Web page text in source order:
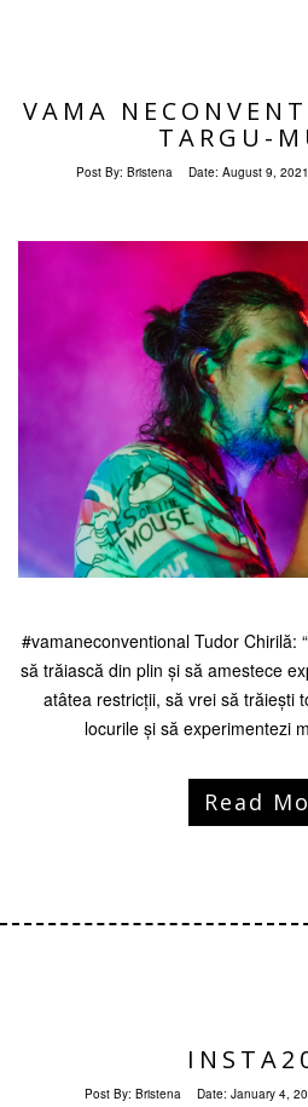
VAMA
TARGU-
Post By: Bristena Date: August 9, 2021
#vamaneconventional Tudor Chirilă:
să trăiască din plin și să amestece
atâtea restricții, să vrei să trăiești
locurile și să experimentezi
Read
Post By: Bristena Date: January 4,